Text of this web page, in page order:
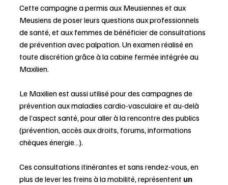
Cette campagne a permis aux Meusiennes et aux
Meusiens de poser leurs questions aux professionnels
de santé, et aux femmes de bénéficier de consultations
de prévention avec palpation. Un examen réalisé en
toute discrétion grâce à la cabine fermée intégrée au
Maxilien.
Le Maxilien est aussi utilisé pour des campagnes de
prévention aux maladies cardio-vasculaire et au-delà
de l’aspect santé, pour aller à la rencontre des publics
(prévention, accès aux droits, forums, informations
chèques énergie…).
Ces consultations itinérantes et sans rendez-vous, en
plus de lever les freins à la mobilité, représentent un